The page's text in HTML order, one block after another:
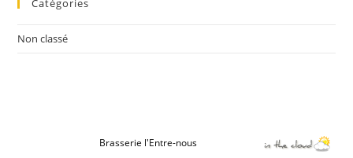
Catégories
Non classé
Brasserie l'Entre-nous. Propulsé par